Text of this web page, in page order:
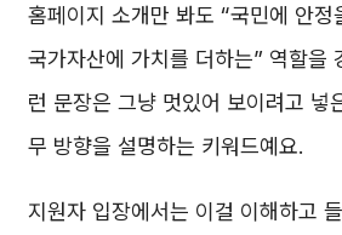
홈페이지 소개만 봐도 “국민에 안정
국가자산에 가치를 더하는” 역할을
런 문장은 그냥 멋있어 보이려고 넣
무 방향을 설명하는 키워드예요.
지원자 입장에서는 이걸 이해하고